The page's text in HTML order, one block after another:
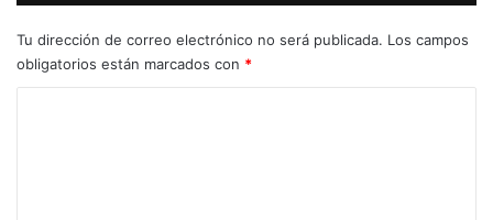
Tu dirección de correo electrónico no será publicada. Los campos
obligatorios están marcados con *